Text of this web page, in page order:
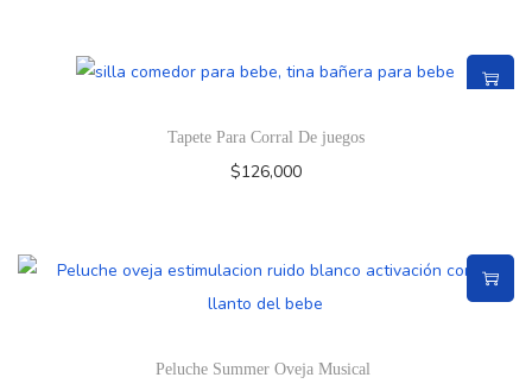
Tapete Para Corral De juegos
$126,000
Peluche Summer Oveja Musical